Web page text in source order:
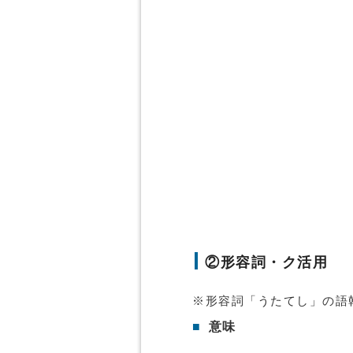
②形容詞・ク活用
※形容詞「うたてし」の語
■ 意味